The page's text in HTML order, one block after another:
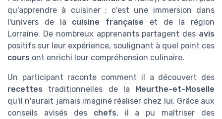
qu'apprendre à cuisiner ; c'est une immersion dans
l'univers de la cuisine française et de la région
Lorraine. De nombreux apprenants partagent des avis
positifs sur leur expérience, soulignant à quel point ces
cours ont enrichi leur compréhension culinaire.
Un participant raconte comment il a découvert des
recettes traditionnelles de la Meurthe-et-Moselle
qu'il n'aurait jamais imaginé réaliser chez lui. Grâce aux
conseils avisés des chefs, il a pu maîtriser des